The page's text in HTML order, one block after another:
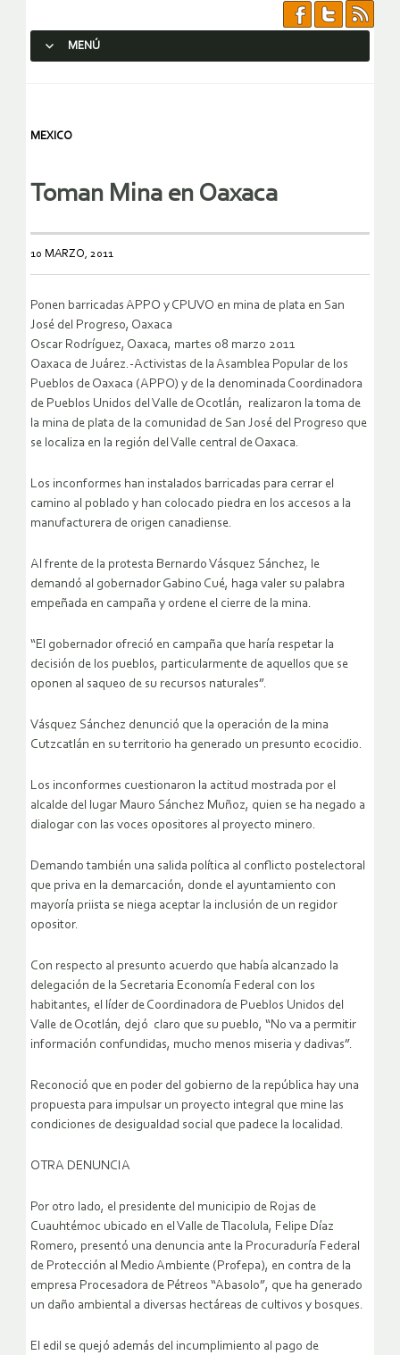
MENÚ
MEXICO
Toman Mina en Oaxaca
10 MARZO, 2011
Ponen barricadas APPO y CPUVO en mina de plata en San
José del Progreso, Oaxaca
Oscar Rodríguez, Oaxaca, martes 08 marzo 2011
Oaxaca de Juárez.-Activistas de la Asamblea Popular de los
Pueblos de Oaxaca (APPO) y de la denominada Coordinadora
de Pueblos Unidos del Valle de Ocotlán, realizaron la toma de
la mina de plata de la comunidad de San José del Progreso que
se localiza en la región del Valle central de Oaxaca.
Los inconformes han instalados barricadas para cerrar el
camino al poblado y han colocado piedra en los accesos a la
manufacturera de origen canadiense.
Al frente de la protesta Bernardo Vásquez Sánchez, le
demandó al gobernador Gabino Cué, haga valer su palabra
empeñada en campaña y ordene el cierre de la mina.
“El gobernador ofreció en campaña que haría respetar la
decisión de los pueblos, particularmente de aquellos que se
oponen al saqueo de su recursos naturales”.
Vásquez Sánchez denunció que la operación de la mina
Cutzcatlán en su territorio ha generado un presunto ecocidio.
Los inconformes cuestionaron la actitud mostrada por el
alcalde del lugar Mauro Sánchez Muñoz, quien se ha negado a
dialogar con las voces opositores al proyecto minero.
Demando también una salida política al conflicto postelectoral
que priva en la demarcación, donde el ayuntamiento con
mayoría priista se niega aceptar la inclusión de un regidor
opositor.
Con respecto al presunto acuerdo que había alcanzado la
delegación de la Secretaria Economía Federal con los
habitantes, el líder de Coordinadora de Pueblos Unidos del
Valle de Ocotlán, dejó claro que su pueblo, “No va a permitir
información confundidas, mucho menos miseria y dadivas”.
Reconoció que en poder del gobierno de la república hay una
propuesta para impulsar un proyecto integral que mine las
condiciones de desigualdad social que padece la localidad.
OTRA DENUNCIA
Por otro lado, el presidente del municipio de Rojas de
Cuauhtémoc ubicado en el Valle de Tlacolula, Felipe Díaz
Romero, presentó una denuncia ante la Procuraduría Federal
de Protección al Medio Ambiente (Profepa), en contra de la
empresa Procesadora de Pétreos “Abasolo”, que ha generado
un daño ambiental a diversas hectáreas de cultivos y bosques.
El edil se quejó además del incumplimiento al pago de